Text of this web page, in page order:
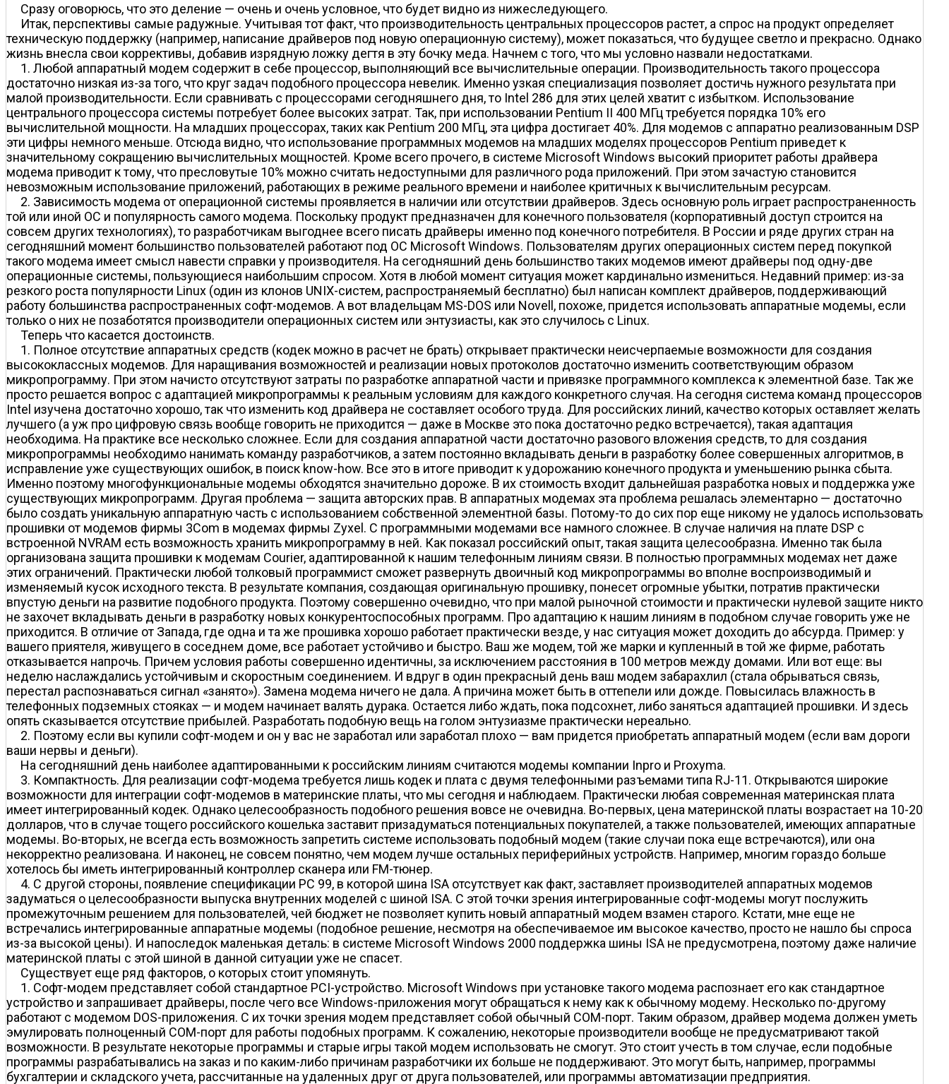
Сразу оговорюсь, что это деление — очень и очень условное, что будет видно из нижеследующего.
Итак, перспективы самые радужные. Учитывая тот факт, что производительность центральных процессоров растет, а спрос на продукт определяет
техническую поддержку (например, написание драйверов под новую операционную систему), может показаться, что будущее светло и прекрасно. Однако
жизнь внесла свои коррективы, добавив изрядную ложку дегтя в эту бочку меда. Начнем с того, что мы условно назвали недостатками.
1. Любой аппаратный модем содержит в себе процессор, выполняющий все вычислительные операции. Производительность такого процессора
достаточно низкая из-за того, что круг задач подобного процессора невелик. Именно узкая специализация позволяет достичь нужного результата при
малой производительности. Если сравнивать с процессорами сегодняшнего дня, то Intel 286 для этих целей хватит с избытком. Использование
центрального процессора системы потребует более высоких затрат. Так, при использовании Pentium II 400 МГц требуется порядка 10% его
вычислительной мощности. На младших процессорах, таких как Pentium 200 МГц, эта цифра достигает 40%. Для модемов с аппаратно реализованным DSP
эти цифры немного меньше. Отсюда видно, что использование программных модемов на младших моделях процессоров Pentium приведет к
значительному сокращению вычислительных мощностей. Кроме всего прочего, в системе Microsoft Windows высокий приоритет работы драйвера
модема приводит к тому, что пресловутые 10% можно считать недоступными для различного рода приложений. При этом зачастую становится
невозможным использование приложений, работающих в режиме реального времени и наиболее критичных к вычислительным ресурсам.
2. Зависимость модема от операционной системы проявляется в наличии или отсутствии драйверов. Здесь основную роль играет распространенность
той или иной ОС и популярность самого модема. Поскольку продукт предназначен для конечного пользователя (корпоративный доступ строится на
совсем других технологиях), то разработчикам выгоднее всего писать драйверы именно под конечного потребителя. В России и ряде других стран на
сегодняшний момент большинство пользователей работают под ОС Microsoft Windows. Пользователям других операционных систем перед покупкой
такого модема имеет смысл навести справки у производителя. На сегодняшний день большинство таких модемов имеют драйверы под одну-две
операционные системы, пользующиеся наибольшим спросом. Хотя в любой момент ситуация может кардинально измениться. Недавний пример: из-за
резкого роста популярности Linux (один из клонов UNIX-систем, распространяемый бесплатно) был написан комплект драйверов, поддерживающий
работу большинства распространенных софт-модемов. А вот владельцам MS-DOS или Novell, похоже, придется использовать аппаратные модемы, если
только о них не позаботятся производители операционных систем или энтузиасты, как это случилось с Linux.
Теперь что касается достоинств.
1. Полное отсутствие аппаратных средств (кодек можно в расчет не брать) открывает практически неисчерпаемые возможности для создания
высококлассных модемов. Для наращивания возможностей и реализации новых протоколов достаточно изменить соответствующим образом
микропрограмму. При этом начисто отсутствуют затраты по разработке аппаратной части и привязке программного комплекса к элементной базе. Так же
просто решается вопрос с адаптацией микропрограммы к реальным условиям для каждого конкретного случая. На сегодня система команд процессоров
Intel изучена достаточно хорошо, так что изменить код драйвера не составляет особого труда. Для российских линий, качество которых оставляет желать
лучшего (а уж про цифровую связь вообще говорить не приходится — даже в Москве это пока достаточно редко встречается), такая адаптация
необходима. На практике все несколько сложнее. Если для создания аппаратной части достаточно разового вложения средств, то для создания
микропрограммы необходимо нанимать команду разработчиков, а затем постоянно вкладывать деньги в разработку более совершенных алгоритмов, в
исправление уже существующих ошибок, в поиск know-how. Все это в итоге приводит к удорожанию конечного продукта и уменьшению рынка сбыта.
Именно поэтому многофункциональные модемы обходятся значительно дороже. В их стоимость входит дальнейшая разработка новых и поддержка уже
существующих микропрограмм. Другая проблема — защита авторских прав. В аппаратных модемах эта проблема решалась элементарно — достаточно
было создать уникальную аппаратную часть с использованием собственной элементной базы. Потому-то до сих пор еще никому не удалось использовать
прошивки от модемов фирмы 3Com в модемах фирмы Zyxel. С программными модемами все намного сложнее. В случае наличия на плате DSP с
встроенной NVRAM есть возможность хранить микропрограмму в ней. Как показал российский опыт, такая защита целесообразна. Именно так была
организована защита прошивки к модемам Courier, адаптированной к нашим телефонным линиям связи. В полностью программных модемах нет даже
этих ограничений. Практически любой толковый программист сможет развернуть двоичный код микропрограммы во вполне воспроизводимый и
изменяемый кусок исходного текста. В результате компания, создающая оригинальную прошивку, понесет огромные убытки, потратив практически
впустую деньги на развитие подобного продукта. Поэтому совершенно очевидно, что при малой рыночной стоимости и практически нулевой защите никто
не захочет вкладывать деньги в разработку новых конкурентоспособных программ. Про адаптацию к нашим линиям в подобном случае говорить уже не
приходится. В отличие от Запада, где одна и та же прошивка хорошо работает практически везде, у нас ситуация может доходить до абсурда. Пример: у
вашего приятеля, живущего в соседнем доме, все работает устойчиво и быстро. Ваш же модем, той же марки и купленный в той же фирме, работать
отказывается напрочь. Причем условия работы совершенно идентичны, за исключением расстояния в 100 метров между домами. Или вот еще: вы
неделю наслаждались устойчивым и скоростным соединением. И вдруг в один прекрасный день ваш модем забарахлил (стала обрываться связь,
перестал распознаваться сигнал «занято»). Замена модема ничего не дала. А причина может быть в оттепели или дожде. Повысилась влажность в
телефонных подземных стояках — и модем начинает валять дурака. Остается либо ждать, пока подсохнет, либо заняться адаптацией прошивки. И здесь
опять сказывается отсутствие прибылей. Разработать подобную вещь на голом энтузиазме практически нереально.
2. Поэтому если вы купили софт-модем и он у вас не заработал или заработал плохо — вам придется приобретать аппаратный модем (если вам дороги
ваши нервы и деньги).
На сегодняшний день наиболее адаптированными к российским линиям считаются модемы компании Inpro и Proxyma.
3. Компактность. Для реализации софт-модема требуется лишь кодек и плата с двумя телефонными разъемами типа RJ-11. Открываются широкие
возможности для интеграции софт-модемов в материнские платы, что мы сегодня и наблюдаем. Практически любая современная материнская плата
имеет интегрированный кодек. Однако целесообразность подобного решения вовсе не очевидна. Во-первых, цена материнской платы возрастает на 10-20
долларов, что в случае тощего российского кошелька заставит призадуматься потенциальных покупателей, а также пользователей, имеющих аппаратные
модемы. Во-вторых, не всегда есть возможность запретить системе использовать подобный модем (такие случаи пока еще встречаются), или она
некорректно реализована. И наконец, не совсем понятно, чем модем лучше остальных периферийных устройств. Например, многим гораздо больше
хотелось бы иметь интегрированный контроллер сканера или FM-тюнер.
4. С другой стороны, появление спецификации PC 99, в которой шина ISA отсутствует как факт, заставляет производителей аппаратных модемов
задуматься о целесообразности выпуска внутренних моделей с шиной ISA. С этой точки зрения интегрированные софт-модемы могут послужить
промежуточным решением для пользователей, чей бюджет не позволяет купить новый аппаратный модем взамен старого. Кстати, мне еще не
встречались интегрированные аппаратные модемы (подобное решение, несмотря на обеспечиваемое им высокое качество, просто не нашло бы спроса
из-за высокой цены). И напоследок маленькая деталь: в системе Microsoft Windows 2000 поддержка шины ISA не предусмотрена, поэтому даже наличие
материнской платы с этой шиной в данной ситуации уже не спасет.
Существует еще ряд факторов, о которых стоит упомянуть.
1. Софт-модем представляет собой стандартное PCI-устройство. Microsoft Windows при установке такого модема распознает его как стандартное
устройство и запрашивает драйверы, после чего все Windows-приложения могут обращаться к нему как к обычному модему. Несколько по-другому
работают с модемом DOS-приложения. С их точки зрения модем представляет собой обычный COM-порт. Таким образом, драйвер модема должен уметь
эмулировать полноценный COM-порт для работы подобных программ. К сожалению, некоторые производители вообще не предусматривают такой
возможности. В результате некоторые программы и старые игры такой модем использовать не смогут. Это стоит учесть в том случае, если подобные
программы разрабатывались на заказ и по каким-либо причинам разработчики их больше не поддерживают. Это могут быть, например, программы
бухгалтерии и складского учета, рассчитанные на удаленных друг от друга пользователей, или программы автоматизации предприятия.